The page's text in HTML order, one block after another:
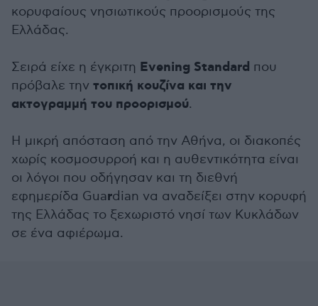
κορυφαίους νησιωτικούς προορισμούς της
Ελλάδας.
Σειρά είχε η έγκριτη Evening Standard που
πρόβαλε την τοπική κουζίνα και την
ακτογραμμή του προορισμού.
Η μικρή απόσταση από την Αθήνα, οι διακοπές
χωρίς κοσμοσυρροή και η αυθεντικότητα είναι
οι λόγοι που οδήγησαν και τη διεθνή
εφημερίδα Guardian να αναδείξει στην κορυφή
της Ελλάδας το ξεχωριστό νησί των Κυκλάδων
σε ένα αφιέρωμα.